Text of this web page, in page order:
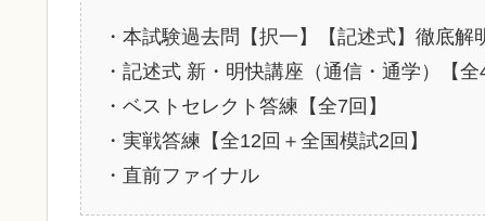
・本試験過去問【択一】【記述式】徹底解
・記述式 新・明快講座（通信・通学）【全
・ベストセレクト答練【全7回】
・実戦答練【全12回＋全国模試2回】
・直前ファイナル